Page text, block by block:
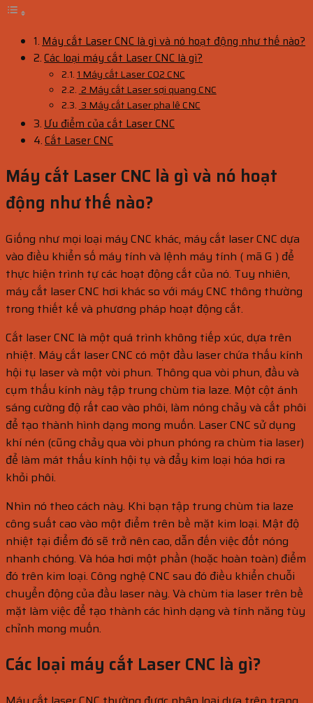
Máy cắt Laser CNC là gì và nó hoạt động như thế nào?
Các loại máy cắt Laser CNC là gì?
1 Máy cắt Laser CO2 CNC
2 Máy cắt Laser sợi quang CNC
3 Máy cắt Laser pha lê CNC
Ưu điểm của cắt Laser CNC
Cắt Laser CNC
Máy cắt Laser CNC là gì và nó hoạt
động như thế nào?
Giống như mọi loại máy CNC khác, máy cắt laser CNC dựa
vào điều khiển số máy tính và lệnh máy tính ( mã G ) để
thực hiện trình tự các hoạt động cắt của nó. Tuy nhiên,
máy cắt laser CNC hơi khác so với máy CNC thông thường
trong thiết kế và phương pháp hoạt động cắt.
Cắt laser CNC là một quá trình không tiếp xúc, dựa trên
nhiệt. Máy cắt laser CNC có một đầu laser chứa thấu kính
hội tụ laser và một vòi phun. Thông qua vòi phun, đầu và
cụm thấu kính này tập trung chùm tia laze. Một cột ánh
sáng cường độ rất cao vào phôi, làm nóng chảy và cắt phôi
để tạo thành hình dạng mong muốn. Laser CNC sử dụng
khí nén (cũng chảy qua vòi phun phóng ra chùm tia laser)
để làm mát thấu kính hội tụ và đẩy kim loại hóa hơi ra
khỏi phôi.
Nhìn nó theo cách này. Khi bạn tập trung chùm tia laze
công suất cao vào một điểm trên bề mặt kim loại. Mật độ
nhiệt tại điểm đó sẽ trở nên cao, dẫn đến việc đốt nóng
nhanh chóng. Và hóa hơi một phần (hoặc hoàn toàn) điểm
đó trên kim loại. Công nghệ CNC sau đó điều khiển chuỗi
chuyển động của đầu laser này. Và chùm tia laser trên bề
mặt làm việc để tạo thành các hình dạng và tính năng tùy
chỉnh mong muốn.
Các loại máy cắt Laser CNC là gì?